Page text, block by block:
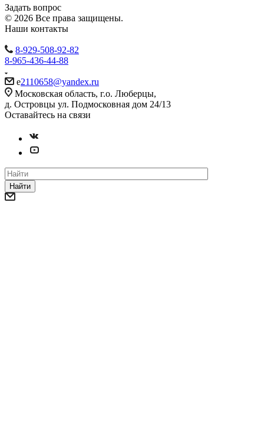
Задать вопрос
© 2026 Все права защищены.
Наши контакты
8-929-508-92-82
8-965-436-44-88
e2110658@yandex.ru
Московская область, г.о. Люберцы,
д. Островцы ул. Подмосковная дом 24/13
Оставайтесь на связи
Найти